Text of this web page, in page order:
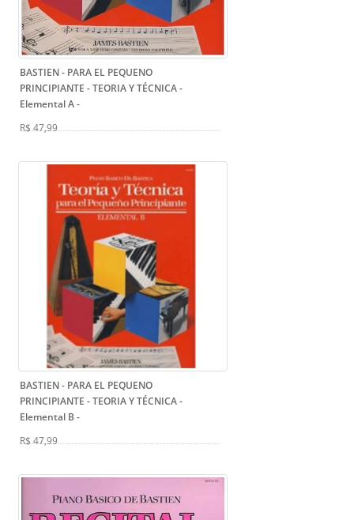
BASTIEN - PARA EL PEQUENO
PRINCIPIANTE - TEORIA Y TÉCNICA -
Elemental A-
R$ 47,99
BASTIEN - PARA EL PEQUENO
PRINCIPIANTE - TEORIA Y TÉCNICA -
Elemental B-
R$ 47,99